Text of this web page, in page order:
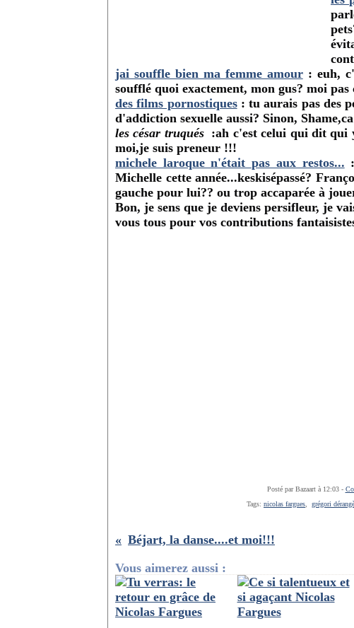
jai souffle bien ma femme amour: euh,
soufflé quoi exactement, mon gus? moi
des films pornostiques: tu aurais pas des
d'addiction sexuelle aussi? Sinon,
les césar truqués:ah c'est celui qui dit qui
moi,je suis preneur !!!
michele laroque n'était pas aux restos...
Michelle cette année...keskisépassé?
gauche pour lui?? ou trop accaparée à
Bon, je sens que je deviens persifleur, je
vous tous pour vos contributions
Posté par Bazaart à 12:03 -
Tags: nicolas fargues grégori
Béjart, la danse....et moi!!!
Vous aimerez aussi :